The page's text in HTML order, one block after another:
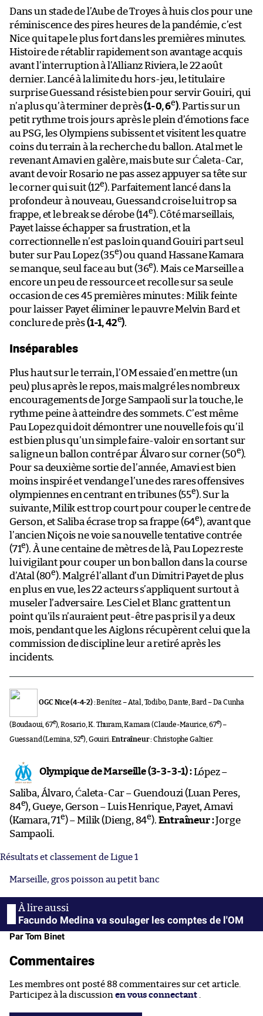
Dans un stade de l’Aube de Troyes à huis clos pour une
réminiscence des pires heures de la pandémie, c’est
Nice qui tape le plus fort dans les premières minutes.
Histoire de rétablir rapidement son avantage acquis
avant l’interruption à l’Allianz Riviera, le 22 août
dernier. Lancé à la limite du hors-jeu, le titulaire
surprise Guessand résiste bien pour servir Gouiri, qui
n’a plus qu’à terminer de près(1-0, 6e). Partis sur un
petit rythme trois jours après le plein d’émotions face
au PSG, les Olympiens subissent et visitent les quatre
coins du terrain à la recherche du ballon. Atal met le
revenant Amavi en galère, mais bute sur Ćaleta-Car,
avant de voir Rosario ne pas assez appuyer sa tête sur
le corner qui suit (12e). Parfaitement lancé dans la
profondeur à nouveau, Guessand croise lui trop sa
frappe, et le break se dérobe (14e). Côté marseillais,
Payet laisse échapper sa frustration, et la
correctionnelle n’est pas loin quand Gouiri part seul
buter sur Pau Lopez (35e) ou quand Hassane Kamara
se manque, seul face au but (36e). Mais ce Marseille a
encore un peu de ressource et recolle sur sa seule
occasion de ces 45 premières minutes : Milik feinte
pour laisser Payet éliminer le pauvre Melvin Bard et
conclure de près(1-1, 42e).
Inséparables
Plus haut sur le terrain, l’OM essaie d’en mettre (un
peu) plus après le repos, mais malgré les nombreux
encouragements de Jorge Sampaoli sur la touche, le
rythme peine à atteindre des sommets. C’est même
Pau Lopez qui doit démontrer une nouvelle fois qu’il
est bien plus qu’un simple faire-valoir en sortant sur
sa ligne un ballon contré par Álvaro sur corner (50e).
Pour sa deuxième sortie de l’année, Amavi est bien
moins inspiré et vendange l’une des rares offensives
olympiennes en centrant en tribunes (55e). Sur la
suivante, Milik est trop court pour couper le centre de
Gerson, et Saliba écrase trop sa frappe (64e), avant que
l’ancien Niçois ne voie sa nouvelle tentative contrée
(71e). À une centaine de mètres de là, Pau Lopez reste
lui vigilant pour couper un bon ballon dans la course
d’Atal (80e). Malgré l’allant d’un Dimitri Payet de plus
en plus en vue, les 22 acteurs s’appliquent surtout à
museler l’adversaire. Les Ciel et Blanc grattent un
point qu’ils n’auraient peut-être pas pris il y a deux
mois, pendant que les Aiglons récupèrent celui que la
commission de discipline leur a retiré après les
incidents.
OGC Nice (4-4-2) :Benítez – Atal, Todibo, Dante, Bard – Da Cunha
(Boudaoui, 67e), Rosario, K. Thuram, Kamara (Claude-Maurice, 67e) –
Guessand (Lemina, 52e), Gouiri.Entraîneur :Christophe Galtier.
Olympique de Marseille (3-3-3-1) :López –
Saliba, Álvaro, Ćaleta-Car – Guendouzi (Luan Peres,
84e), Gueye, Gerson – Luis Henrique, Payet, Amavi
(Kamara, 71e) – Milik (Dieng, 84e). Entraîneur :Jorge
Sampaoli.
Résultats et classement de Ligue 1
Marseille, gros poisson au petit banc
Facundo Medina va soulager les comptes de l'OM
Par Tom Binet
Commentaires
Les membres ont posté 88 commentaires sur cet article.
Participez à la discussion en vous connectant